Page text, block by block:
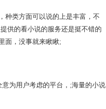
种类方面可以说的上是丰富，不
供的看小说的服务还是挺不错的
面，没事就来瞅瞅;
为用户考虑的平台，;海量的小说